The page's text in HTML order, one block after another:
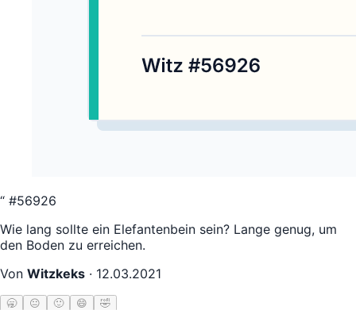
“ #56926
Wie lang sollte ein Elefantenbein sein? Lange genug, um
den Boden zu erreichen.
Von Witzkeks · 12.03.2021
🥱 😐 🙂 😄 🤣